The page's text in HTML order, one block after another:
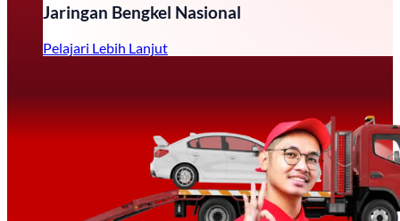
Jaringan Bengkel Nasional
Pelajari Lebih Lanjut